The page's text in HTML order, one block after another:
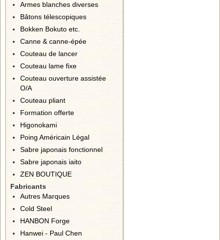
Armes blanches diverses
Bâtons télescopiques
Bokken Bokuto etc.
Canne & canne-épée
Couteau de lancer
Couteau lame fixe
Couteau ouverture assistée
O/A
Couteau pliant
Formation offerte
Higonokami
Poing Américain Légal
Sabre japonais fonctionnel
Sabre japonais iaito
ZEN BOUTIQUE
Fabricants
Autres Marques
Cold Steel
HANBON Forge
Hanwei - Paul Chen